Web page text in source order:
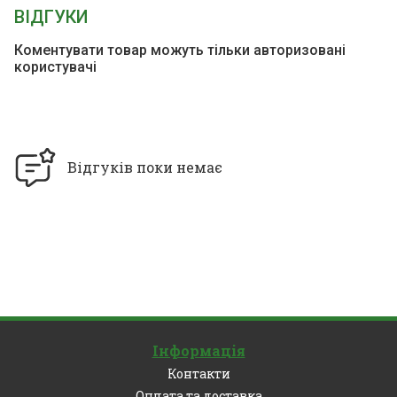
ВІДГУКИ
Коментувати товар можуть тільки авторизовані
користувачі
Відгуків поки немає
Інформація
Контакти